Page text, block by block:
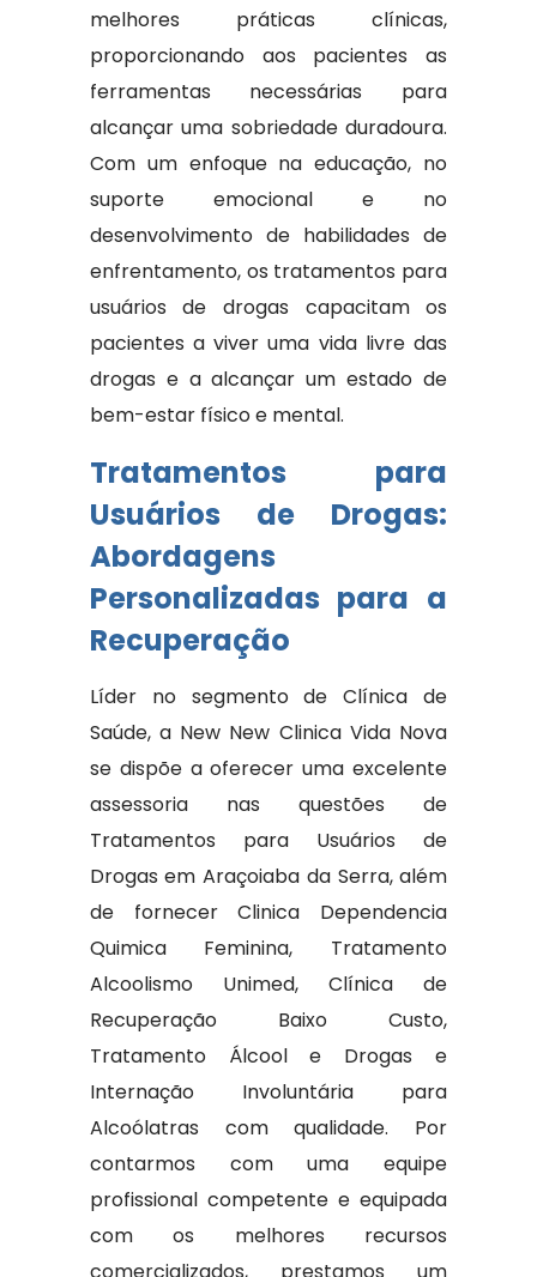
melhores práticas clínicas,
proporcionando aos pacientes as
ferramentas necessárias para
alcançar uma sobriedade duradoura.
Com um enfoque na educação, no
suporte emocional e no
desenvolvimento de habilidades de
enfrentamento, os tratamentos para
usuários de drogas capacitam os
pacientes a viver uma vida livre das
drogas e a alcançar um estado de
bem-estar físico e mental.
Tratamentos para
Usuários de Drogas:
Abordagens
Personalizadas para a
Recuperação
Líder no segmento de Clínica de
Saúde, a New New Clinica Vida Nova
se dispõe a oferecer uma excelente
assessoria nas questões de
Tratamentos para Usuários de
Drogas em Araçoiaba da Serra, além
de fornecer Clinica Dependencia
Quimica Feminina, Tratamento
Alcoolismo Unimed, Clínica de
Recuperação Baixo Custo,
Tratamento Álcool e Drogas e
Internação Involuntária para
Alcoólatras com qualidade. Por
contarmos com uma equipe
profissional competente e equipada
com os melhores recursos